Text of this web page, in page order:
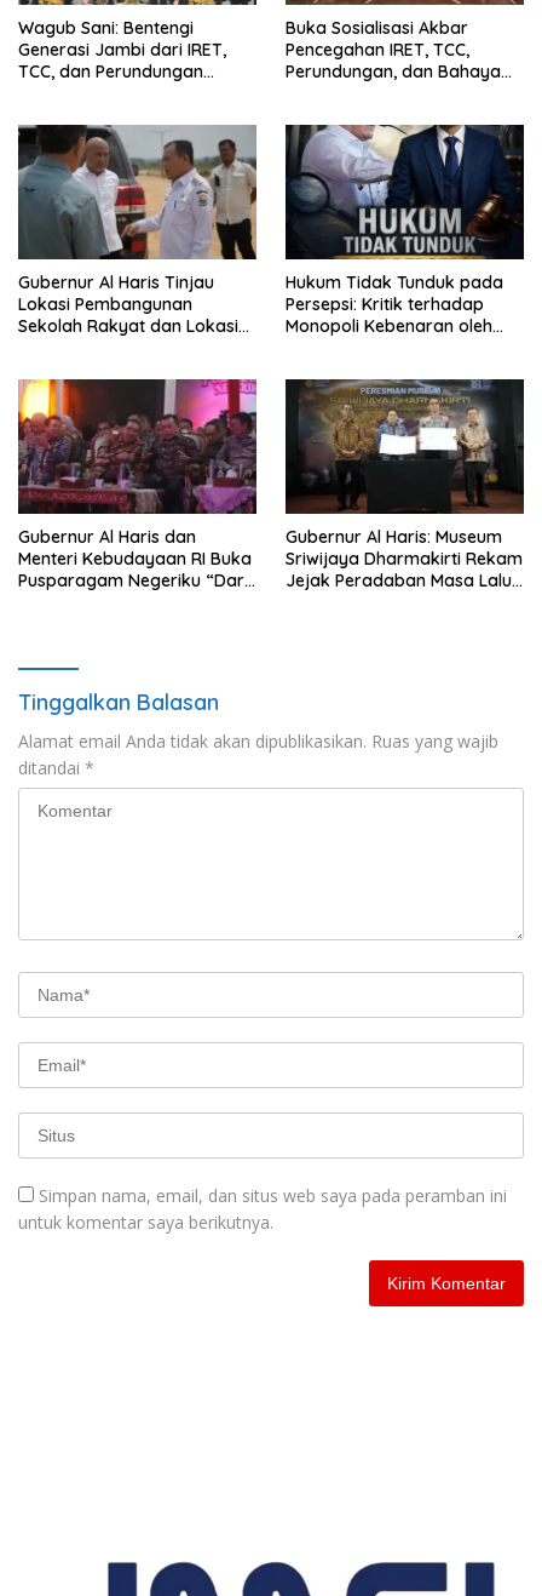
Wagub Sani: Bentengi
Generasi Jambi dari IRET,
TCC, dan Perundungan
Buka Sosialisasi Akbar
Pencegahan IRET, TCC,
Perundungan, dan Bahaya
bisa jaga diri, 60% masa
depan sudah ada di tangan”
Gubernur Al Haris Tinjau
Lokasi Pembangunan
Sekolah Rakyat dan Lokasi
Hukum Tidak Tunduk pada
Persepsi: Kritik terhadap
Monopoli Kebenaran oleh
Gubernur Al Haris dan
Menteri Kebudayaan RI Buka
Pusparagam Negeriku “Dari
Gubernur Al Haris: Museum
Sriwijaya Dharmakirti Rekam
Jejak Peradaban Masa Lalu
Tinggalkan Balasan
Alamat email Anda tidak akan dipublikasikan. Ruas yang wajib
ditandai *
Simpan nama, email, dan situs web saya pada peramban ini
untuk komentar saya berikutnya.